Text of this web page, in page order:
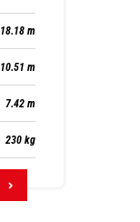
18.18 m
10.51 m
7.42 m
230 kg